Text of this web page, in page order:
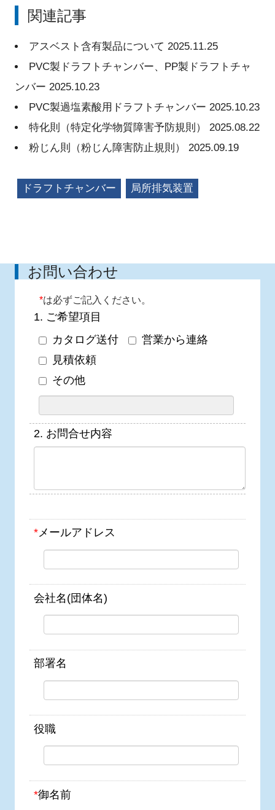
関連記事
アスベスト含有製品について 2025.11.25
PVC製ドラフトチャンバー、PP製ドラフトチャ
ンバー 2025.10.23
PVC製過塩素酸用ドラフトチャンバー 2025.10.23
特化則（特定化学物質障害予防規則）
2025.08.22
粉じん則（粉じん障害防止規則）
2025.09.19
ドラフトチャンバー 局所排気装置
お問い合わせ
*は必ずご記入ください。
1. ご希望項目
カタログ送付
営業から連絡
見積依頼
その他
2. お問合せ内容
*メールアドレス
会社名(団体名)
部署名
役職
*御名前